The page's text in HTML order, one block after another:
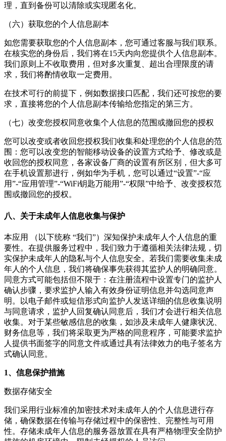
理，直到备份可以清除或实现匿名化。
（六）获取您的个人信息副本
如您需要获取您的个人信息副本，您可通过客服与我们联系。
在核实您的身份后，我们将在15天内向您提供个人信息副本。
我们原则上不收取费用，但对多次重复、超出合理限度的请
求，我们将酌情收取一定费用。
在技术可行的前提下，例如数据接口匹配，我们还可按您的要
求，直接将您的个人信息副本传输给您指定的第三方。
（七）改变您授权同意收集个人信息的范围或撤回您的授权
您可以改变或者收回您授权我们收集和处理您的个人信息的范
围：您可以改变您的智能移动设备的设置方式给予、修改或是
收回您的授权同意，各家设备厂商的设置有所区别，但大多可
在手机设置那进行，例如华为手机，您可以通过“设置”-“应
用”-“应用管理”-“WiFi钥匙万能用”-“权限”中给予、改变授权范
围或撤回您的授权。
八、关于未成年人信息收集与保护
本应用 （以下统称 “我们”）深知保护未成年人个人信息的重
要性。在提供服务过程中，我们致力于遵循相关法律法规，切
实保护未成年人的隐私与个人信息安全。若我们需要收集未成
年人的个人信息，我们将确保事先获得其监护人的明确同意。
同意方式可能包括但不限于：在注册流程中设置专门的监护人
确认步骤，要求监护人输入有效身份证明信息并勾选同意声
明。以电子邮件或短信形式向监护人发送详细的信息收集说明
与同意请求，监护人回复确认同意后，我们才会进行相关信息
收集。对于某些敏感信息的收集，如涉及未成年人健康状况、
财务信息等，我们将采取更为严格的同意程序，可能要求监护
人提供书面签字的同意文件或通过具有法律效力的电子签名方
式确认同意。
1、信息保护措施
数据存储安全
我们采用行业标准的加密技术对未成年人的个人信息进行存
储，确保数据在传输与存储过程中的保密性、完整性与可用
性。存储未成年人信息的服务器放置在具有严格物理安全防护